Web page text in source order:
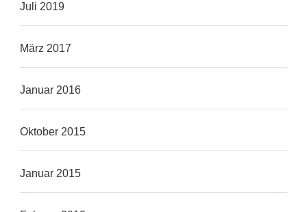
Juli 2019
März 2017
Januar 2016
Oktober 2015
Januar 2015